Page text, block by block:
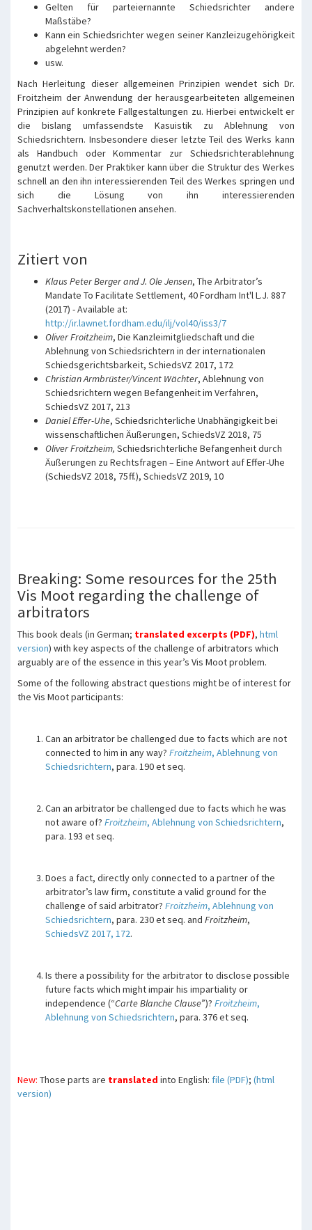
Gelten für parteiernannte Schiedsrichter andere
Maßstäbe?
Kann ein Schiedsrichter wegen seiner Kanzleizugehörigkeit
abgelehnt werden?
usw.
Nach Herleitung dieser allgemeinen Prinzipien wendet sich Dr.
Froitzheim der Anwendung der herausgearbeiteten allgemeinen
Prinzipien auf konkrete Fallgestaltungen zu. Hierbei entwickelt er
die bislang umfassendste Kasuistik zu Ablehnung von
Schiedsrichtern. Insbesondere dieser letzte Teil des Werks kann
als Handbuch oder Kommentar zur Schiedsrichterablehnung
genutzt werden. Der Praktiker kann über die Struktur des Werkes
schnell an den ihn interessierenden Teil des Werkes springen und
sich die Lösung von ihn interessierenden
Sachverhaltskonstellationen ansehen.
Zitiert von
Klaus Peter Berger and J. Ole Jensen, The Arbitrator’s
Mandate To Facilitate Settlement, 40 Fordham Int'l L.J. 887
(2017) - Available at:
http://ir.lawnet.fordham.edu/ilj/vol40/iss3/7
Oliver Froitzheim, Die Kanzleimitgliedschaft und die
Ablehnung von Schiedsrichtern in der internationalen
Schiedsgerichtsbarkeit, SchiedsVZ 2017, 172
Christian Armbrüster/Vincent Wächter, Ablehnung von
Schiedsrichtern wegen Befangenheit im Verfahren,
SchiedsVZ 2017, 213
Daniel Effer-Uhe, Schiedsrichterliche Unabhängigkeit bei
wissenschaftlichen Äußerungen, SchiedsVZ 2018, 75
Oliver Froitzheim, Schiedsrichterliche Befangenheit durch
Äußerungen zu Rechtsfragen – Eine Antwort auf Effer-Uhe
(SchiedsVZ 2018, 75 ff.), SchiedsVZ 2019, 10
Breaking: Some resources for the 25th
Vis Moot regarding the challenge of
arbitrators
This book deals (in German; translated excerpts (PDF), html
version) with key aspects of the challenge of arbitrators which
arguably are of the essence in this year’s Vis Moot problem.
Some of the following abstract questions might be of interest for
the Vis Moot participants:
Can an arbitrator be challenged due to facts which are not
connected to him in any way? Froitzheim, Ablehnung von
Schiedsrichtern, para. 190 et seq.
Can an arbitrator be challenged due to facts which he was
not aware of? Froitzheim, Ablehnung von Schiedsrichtern,
para. 193 et seq.
Does a fact, directly only connected to a partner of the
arbitrator’s law firm, constitute a valid ground for the
challenge of said arbitrator? Froitzheim, Ablehnung von
Schiedsrichtern, para. 230 et seq. and Froitzheim,
SchiedsVZ 2017, 172.
Is there a possibility for the arbitrator to disclose possible
future facts which might impair his impartiality or
independence (“Carte Blanche Clause”)? Froitzheim,
Ablehnung von Schiedsrichtern, para. 376 et seq.
New: Those parts are translated into English: file (PDF); (html
version)